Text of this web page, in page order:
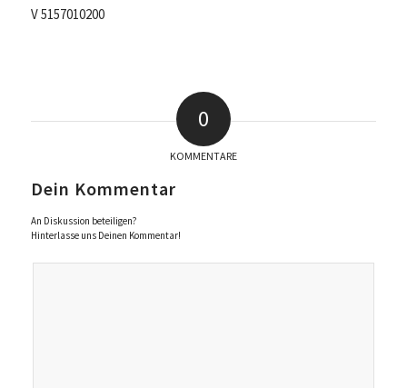
V 5157010200
0
KOMMENTARE
Dein Kommentar
An Diskussion beteiligen?
Hinterlasse uns Deinen Kommentar!